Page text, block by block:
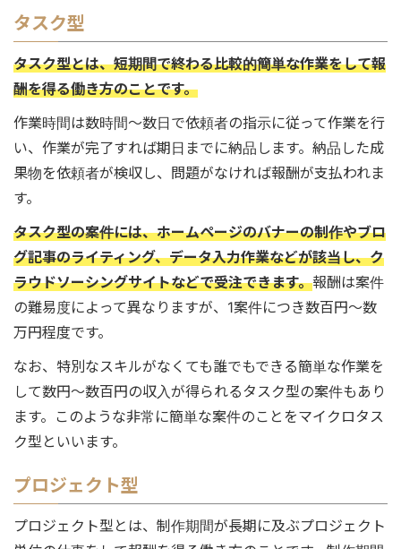
タスク型
タスク型とは、短期間で終わる比較的簡単な作業をして報
酬を得る働き方のことです。
作業時間は数時間〜数日で依頼者の指示に従って作業を行
い、作業が完了すれば期日までに納品します。納品した成
果物を依頼者が検収し、問題がなければ報酬が支払われま
す。
タスク型の案件には、ホームページのバナーの制作やブロ
グ記事のライティング、データ入力作業などが該当し、ク
ラウドソーシングサイトなどで受注できます。報酬は案件
の難易度によって異なりますが、1案件につき数百円～数
万円程度です。
なお、特別なスキルがなくても誰でもできる簡単な作業を
して数円～数百円の収入が得られるタスク型の案件もあり
ます。このような非常に簡単な案件のことをマイクロタス
ク型といいます。
プロジェクト型
プロジェクト型とは、制作期間が長期に及ぶプロジェクト